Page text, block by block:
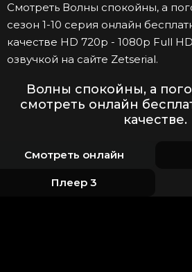
Смотреть Волны спокойны, а
сезон 1-10 серия онлайн
качестве HD 720p - 1080p Full
озвучкой на сайте Zetserial.
Волны спокойны, а
смотреть онлайн
качестве.
Смотреть онлайн
Плеер 3